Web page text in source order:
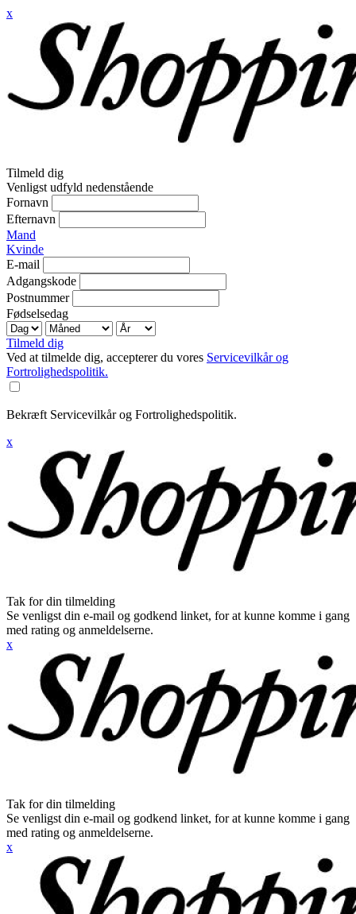
x
Tilmeld dig
Venligst udfyld nedenstående
Fornavn
Efternavn
Mand
Kvinde
E-mail
Adgangskode
Postnummer
Fødselsedag
Tilmeld dig
Ved at tilmelde dig, accepterer du vores Servicevilkår og
Fortrolighedspolitik.
Bekræft Servicevilkår og Fortrolighedspolitik.
x
Tak for din tilmelding
Se venligst din e-mail og godkend linket, for at kunne komme i gang
med rating og anmeldelserne.
x
Tak for din tilmelding
Se venligst din e-mail og godkend linket, for at kunne komme i gang
med rating og anmeldelserne.
x